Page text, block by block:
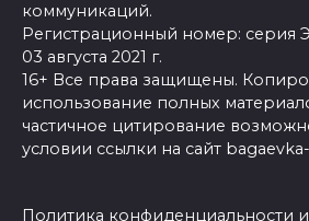
коммуникаций.
Регистрационный номер: серия
03 августа 2021 г.
16+ Все права защищены.
использование полных
частичное цитирование
условии ссылки на сайт
Политика конфиденциальности